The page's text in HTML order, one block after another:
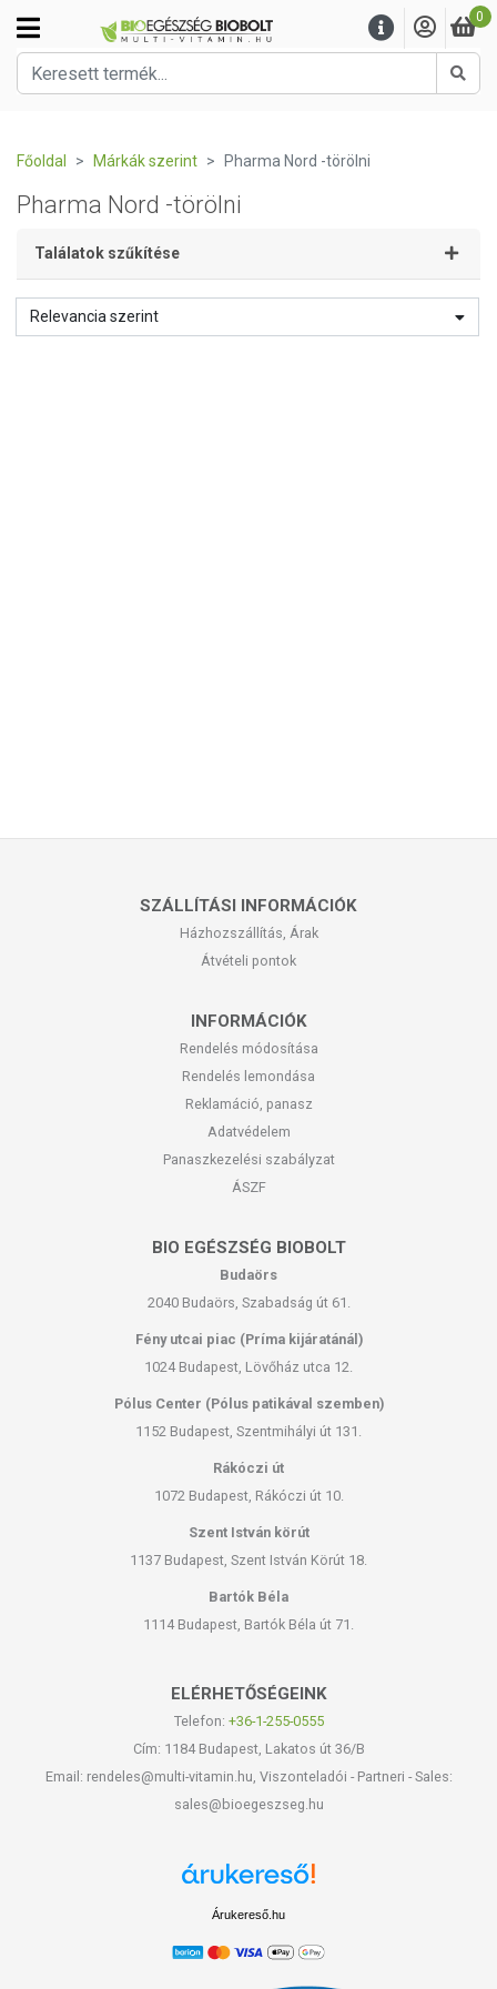
0
Főoldal Márkák szerint Pharma Nord -törölni
Pharma Nord -törölni
Találatok szűkítése
Relevancia szerint
SZÁLLÍTÁSI INFORMÁCIÓK
Házhozszállítás, Árak
Átvételi pontok
INFORMÁCIÓK
Rendelés módosítása
Rendelés lemondása
Reklamáció, panasz
Adatvédelem
Panaszkezelési szabályzat
ÁSZF
BIO EGÉSZSÉG BIOBOLT
Budaörs
2040 Budaörs, Szabadság út 61.
Fény utcai piac (Príma kijáratánál)
1024 Budapest, Lövőház utca 12.
Pólus Center (Pólus patikával szemben)
1152 Budapest, Szentmihályi út 131.
Rákóczi út
1072 Budapest, Rákóczi út 10.
Szent István körút
1137 Budapest, Szent István Körút 18.
Bartók Béla
1114 Budapest, Bartók Béla út 71.
ELÉRHETŐSÉGEINK
Telefon: +36-1-255-0555
Cím: 1184 Budapest, Lakatos út 36/B
Email: rendeles@multi-vitamin.hu, Viszonteladói - Partneri - Sales:
sales@bioegeszseg.hu
Árukereső.hu